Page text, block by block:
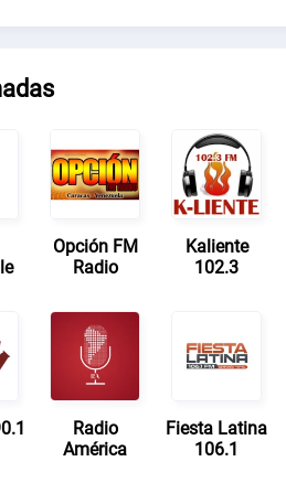
Opción FM
Radio
Kaliente
102.3
Radio
América
Fiesta Latina
106.1